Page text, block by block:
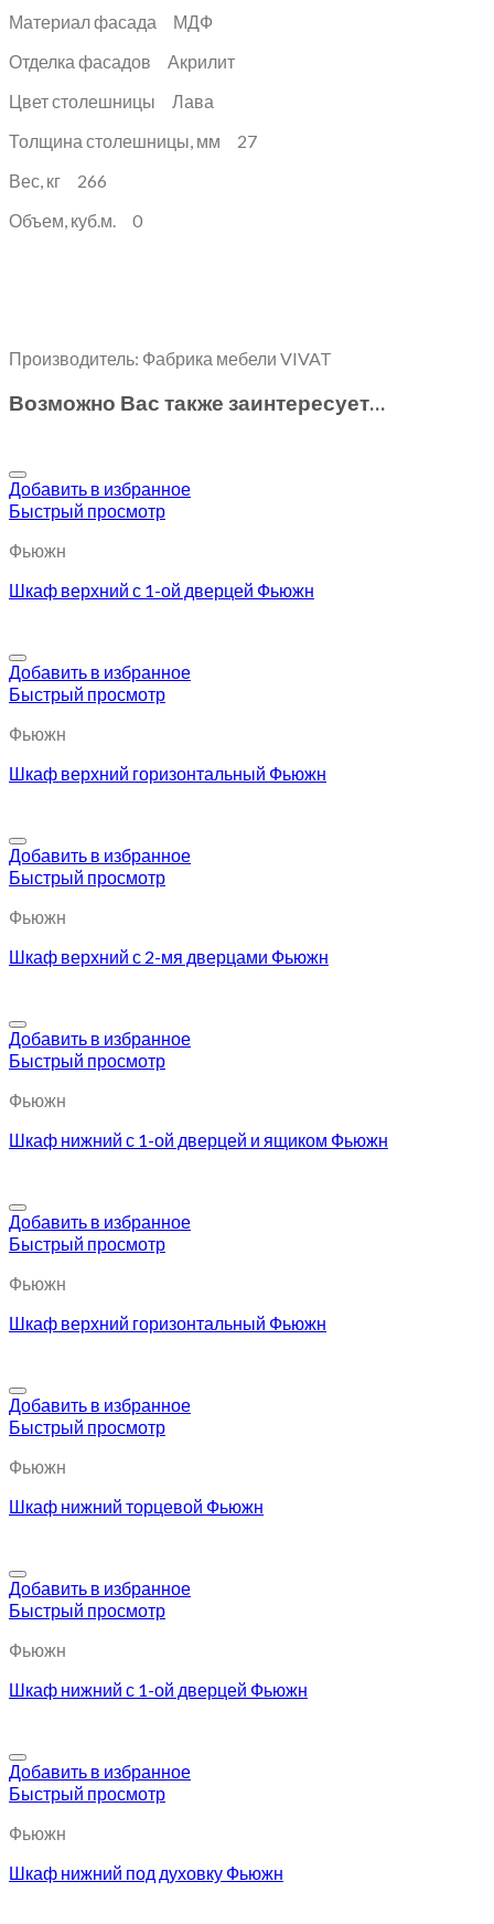
Материал фасада МДФ
Отделка фасадов Акрилит
Цвет столешницы Лава
Толщина столешницы, мм 27
Вес, кг 266
Объем, куб.м. 0
Производитель: Фабрика мебели VIVAT
Возможно Вас также заинтересует…
Добавить в избранное
Быстрый просмотр
Фьюжн
Шкаф верхний с 1-ой дверцей Фьюжн
Добавить в избранное
Быстрый просмотр
Фьюжн
Шкаф верхний горизонтальный Фьюжн
Добавить в избранное
Быстрый просмотр
Фьюжн
Шкаф верхний с 2-мя дверцами Фьюжн
Добавить в избранное
Быстрый просмотр
Фьюжн
Шкаф нижний с 1-ой дверцей и ящиком Фьюжн
Добавить в избранное
Быстрый просмотр
Фьюжн
Шкаф верхний горизонтальный Фьюжн
Добавить в избранное
Быстрый просмотр
Фьюжн
Шкаф нижний торцевой Фьюжн
Добавить в избранное
Быстрый просмотр
Фьюжн
Шкаф нижний с 1-ой дверцей Фьюжн
Добавить в избранное
Быстрый просмотр
Фьюжн
Шкаф нижний под духовку Фьюжн